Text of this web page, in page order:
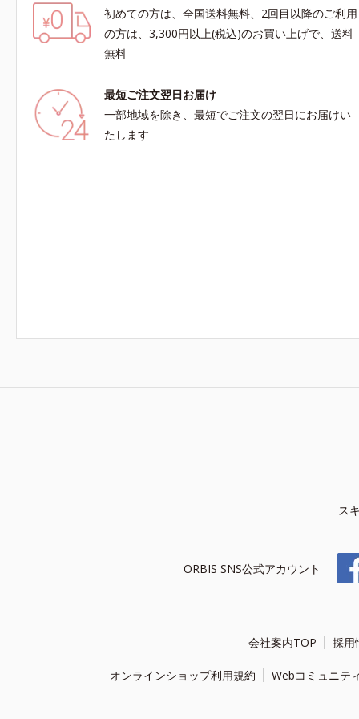
初めての方は、全国送料無料、2回目以降のご利用
の方は、3,300円以上(税込)のお買い上げで、送料
無料
最短ご注文翌日お届け
一部地域を除き、最短でご注文の翌日にお届けい
たします
ス
ORBIS SNS公式アカウント
会社案内TOP 採用
オンラインショップ利用規約 Webコミュニテ